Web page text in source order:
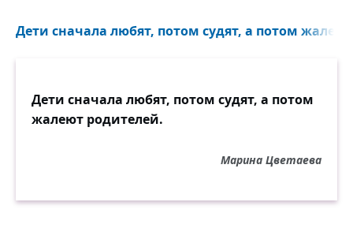
Дети сначала любят, потом судят, а потом
Дети сначала любят, потом судят, а потом
жалеют родителей.
Марина Цветаева